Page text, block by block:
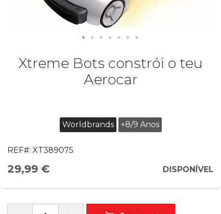
Xtreme Bots constrói o teu
Aerocar
Worldbrands +8/9 Anos
REF#: XT389075
29,99 € DISPONÍVEL